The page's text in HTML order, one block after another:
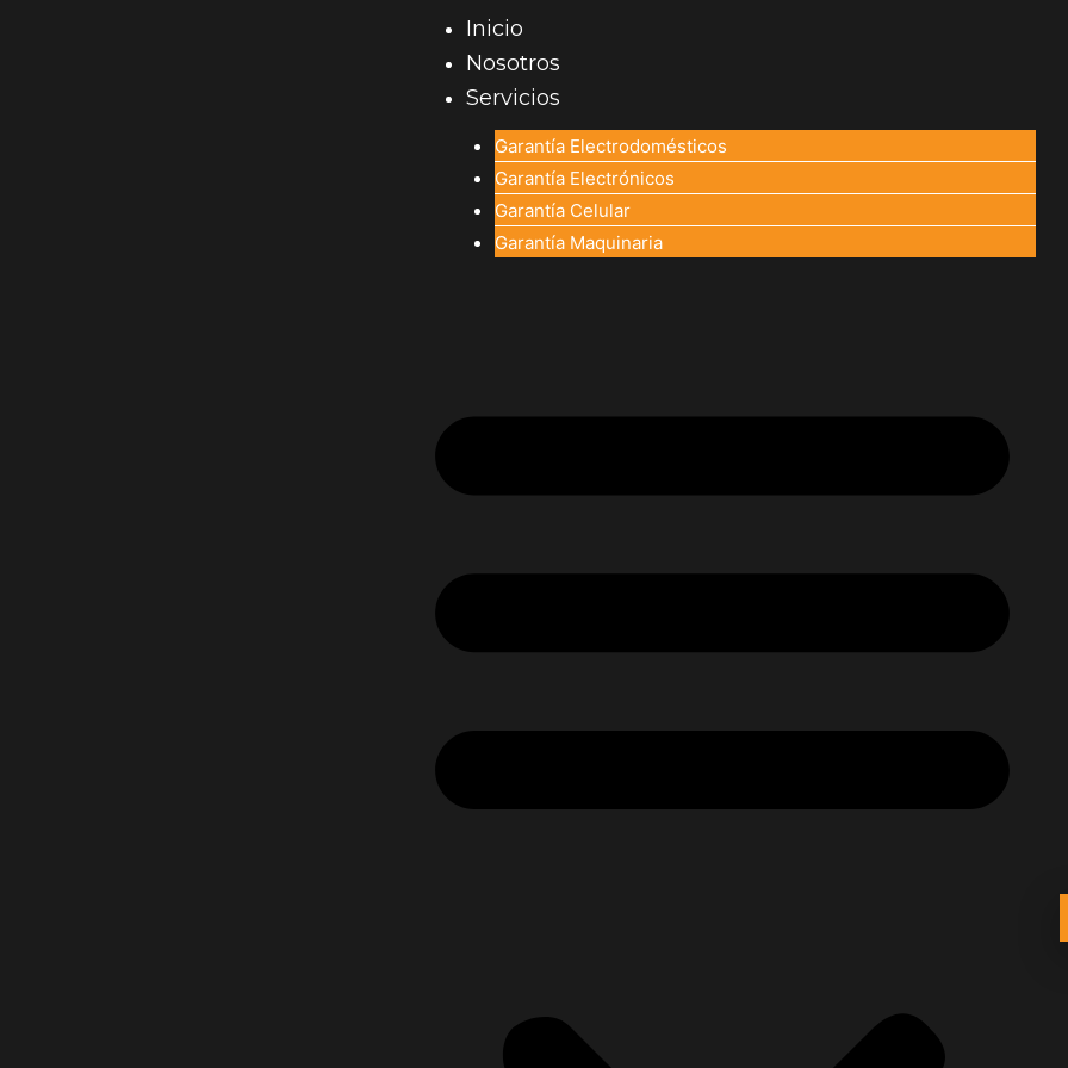
Inicio
Nosotros
Servicios
Garantía Electrodomésticos
Garantía Electrónicos
Garantía Celular
Garantía Maquinaria